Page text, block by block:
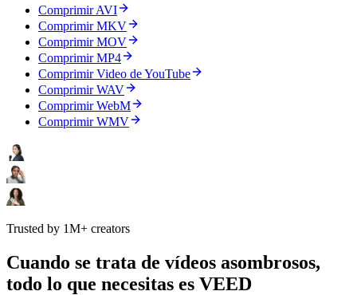
Comprimir AVI
Comprimir MKV
Comprimir MOV
Comprimir MP4
Comprimir Video de YouTube
Comprimir WAV
Comprimir WebM
Comprimir WMV
Trusted by 1M+ creators
Cuando se trata de vídeos asombrosos,
todo lo que necesitas es VEED